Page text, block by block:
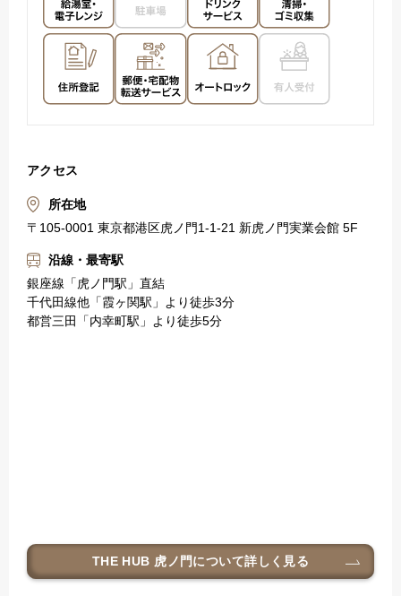
アクセス
所在地
〒105-0001 東京都港区虎ノ門1-1-21 新虎ノ門実業会館 5F
沿線・最寄駅
銀座線「虎ノ門駅」直結
千代田線他「霞ヶ関駅」より徒歩3分
都営三田「内幸町駅」より徒歩5分
THE HUB 虎ノ門について詳しく見る